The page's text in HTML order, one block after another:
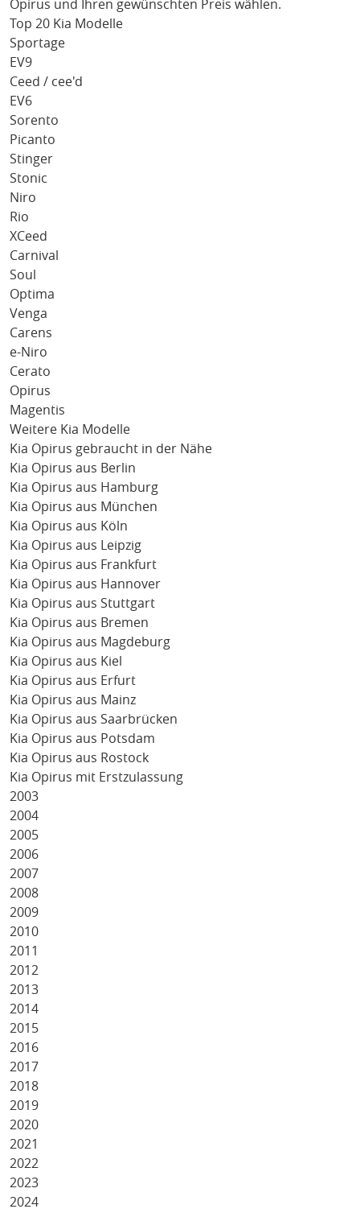
Opirus und Ihren gewünschten Preis wählen.
Top 20 Kia Modelle
Sportage
EV9
Ceed / cee'd
EV6
Sorento
Picanto
Stinger
Stonic
Niro
Rio
XCeed
Carnival
Soul
Optima
Venga
Carens
e-Niro
Cerato
Opirus
Magentis
Weitere Kia Modelle
Kia Opirus gebraucht in der Nähe
Kia Opirus aus Berlin
Kia Opirus aus Hamburg
Kia Opirus aus München
Kia Opirus aus Köln
Kia Opirus aus Leipzig
Kia Opirus aus Frankfurt
Kia Opirus aus Hannover
Kia Opirus aus Stuttgart
Kia Opirus aus Bremen
Kia Opirus aus Magdeburg
Kia Opirus aus Kiel
Kia Opirus aus Erfurt
Kia Opirus aus Mainz
Kia Opirus aus Saarbrücken
Kia Opirus aus Potsdam
Kia Opirus aus Rostock
Kia Opirus mit Erstzulassung
2003
2004
2005
2006
2007
2008
2009
2010
2011
2012
2013
2014
2015
2016
2017
2018
2019
2020
2021
2022
2023
2024